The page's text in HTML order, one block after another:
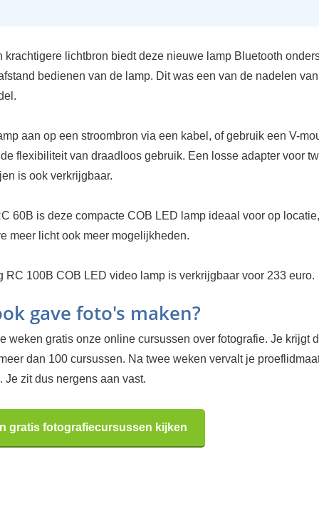
krachtigere lichtbron biedt deze nieuwe lamp Bluetooth
bedienen van de lamp. Dit was een van de nadelen
aan op een stroombron via een kabel, of gebruik een V-
flexibiliteit van draadloos gebruik. Een losse adapter voor
is ook verkrijgbaar.
60B is deze compacte COB LED lamp ideaal voor op
meer licht ook meer mogelijkheden.
RC 100B COB LED video lamp is verkrijgbaar voor 233 euro.
gave foto's maken?
weken gratis onze online cursussen over fotografie. Je krijgt
dan 100 cursussen. Na twee weken vervalt je
Je zit dus nergens aan vast.
gratis fotografiecursussen kijken